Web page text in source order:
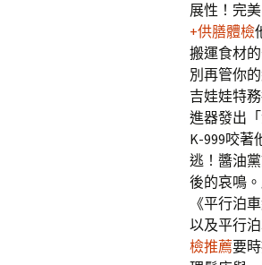
展性！完
+供膳體檢
搬運食材
別再管你
吉娃娃特
進器發出
K-999咬著
逃！醬油
後的哀鳴
《平行泊
以及平行
檢推薦要